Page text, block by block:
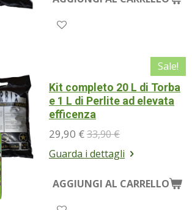
Sale!
Kit completo 20 L di Torba
e 1 L di Perlite ad elevata
efficenza
29,90 €33,90 €
Guarda i dettagli
AGGIUNGI AL CARRELLO